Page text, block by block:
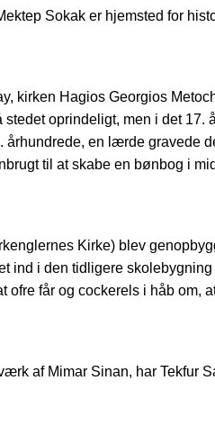
Sokak er hjemsted for
kirken Hagios Georgios
oprindeligt, men i det
århundrede, en lærde gravede
til at skabe en bønbog i
Kirke) blev
ind i den tidligere
ofre får og cockerels i håb
af Mimar Sinan, har Tekfur